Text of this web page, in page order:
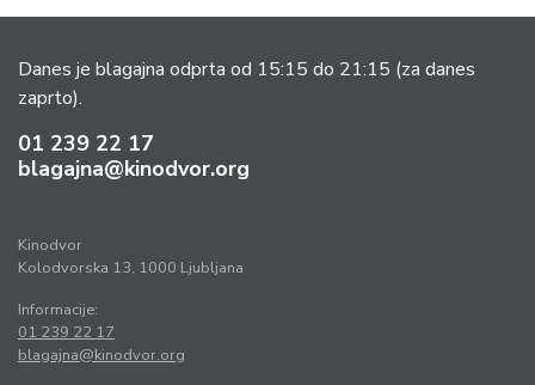
Danes je blagajna odprta od 15:15 do 21:15 (za danes
zaprto).
01 239 22 17
blagajna@kinodvor.org
Kinodvor
Kolodvorska 13, 1000 Ljubljana
Informacije:
01 239 22 17
blagajna@kinodvor.org